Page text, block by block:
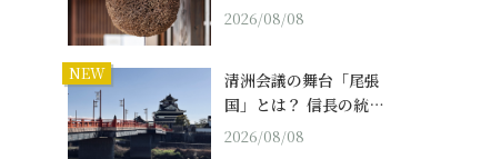
2026/08/08
NEW
清洲会議の舞台「尾張
国」とは？ 信長の統…
2026/08/08